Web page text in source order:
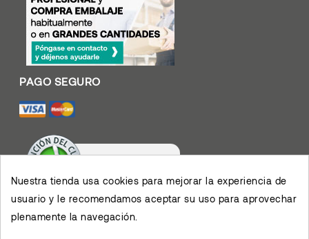
Valoración De Clientes
Muy contento con el
servicio y los productos,
Nuestra tienda usa cookies para mejorar la experiencia de
usuario y le recomendamos aceptar su uso para aprovechar
plenamente la navegación.